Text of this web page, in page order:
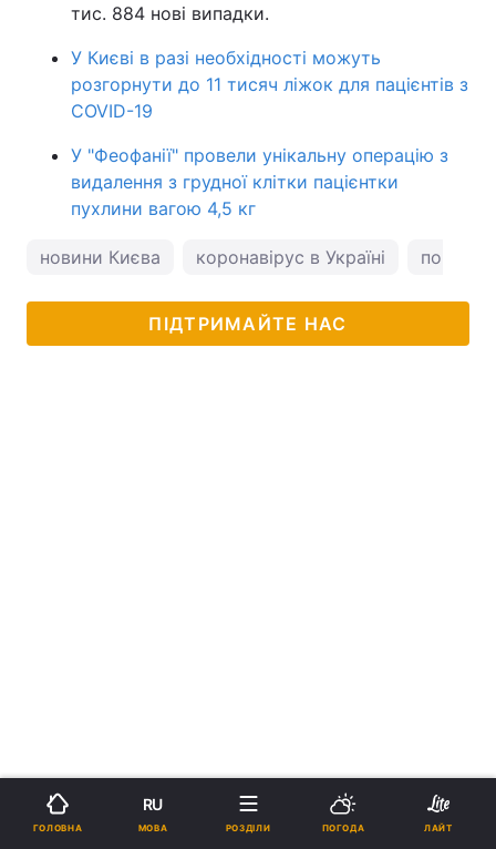
тис. 884 нові випадки.
У Києві в разі необхідності можуть
розгорнути до 11 тисяч ліжок для пацієнтів з
COVID-19
У "Феофанії" провели унікальну операцію з
видалення з грудної клітки пацієнтки
пухлини вагою 4,5 кг
новини Києва коронавірус в Україні погода
ПІДТРИМАЙТЕ НАС
ГОЛОВНА
RU
МОВА РОЗДІЛИ ПОГОДА ЛАЙТ